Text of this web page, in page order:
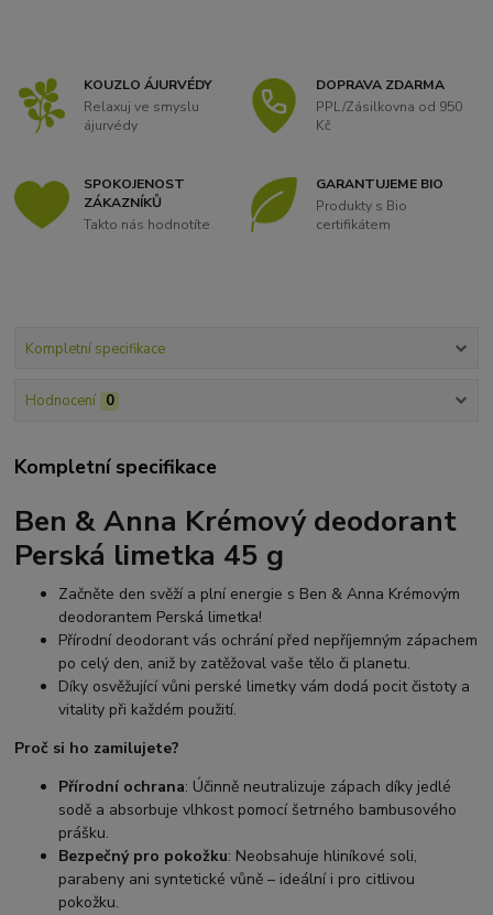
KOUZLO ÁJURVÉDY
Relaxuj ve smyslu
ájurvédy
DOPRAVA ZDARMA
PPL/Zásilkovna od 950
Kč
SPOKOJENOST
ZÁKAZNÍKŮ
Takto nás hodnotíte
GARANTUJEME BIO
Produkty s Bio
certifikátem
Kompletní specifikace
Hodnocení 0
Kompletní specifikace
Ben & Anna Krémový deodorant
Perská limetka 45 g
Začněte den svěží a plní energie s Ben & Anna Krémovým
deodorantem Perská limetka!
Přírodní deodorant vás ochrání před nepříjemným zápachem
po celý den, aniž by zatěžoval vaše tělo či planetu.
Díky osvěžující vůni perské limetky vám dodá pocit čistoty a
vitality při každém použití.
Proč si ho zamilujete?
Přírodní ochrana: Účinně neutralizuje zápach díky jedlé
sodě a absorbuje vlhkost pomocí šetrného bambusového
prášku.
Bezpečný pro pokožku: Neobsahuje hliníkové soli,
parabeny ani syntetické vůně – ideální i pro citlivou
pokožku.